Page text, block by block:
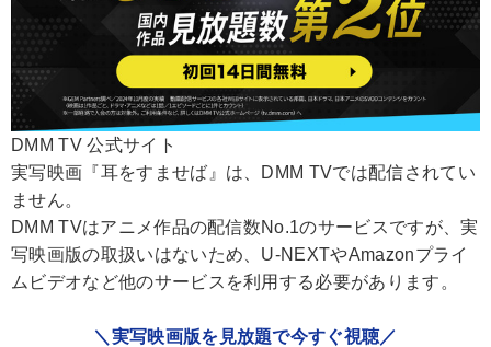
DMM TV 公式サイト
実写映画『耳をすませば』は、DMM TVでは配信されてい
ません。
DMM TVはアニメ作品の配信数No.1のサービスですが、実
写映画版の取扱いはないため、U-NEXTやAmazonプライ
ムビデオなど他のサービスを利用する必要があります。
＼実写映画版を見放題で今すぐ視聴／